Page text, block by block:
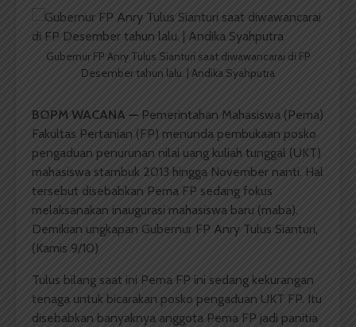
Gubernur FP Anry Tulus Sianturi saat diwawancarai di FP
Desember tahun lalu. | Andika Syahputra
BOPM WACANA — Pemerintahan Mahasiswa (Pema)
Fakultas Pertanian (FP) menunda pembukaan posko
pengaduan penurunan nilai uang kuliah tunggal (UKT)
mahasiswa stambuk 2013 hingga November nanti. Hal
tersebut disebabkan Pema FP sedang fokus
melaksanakan inaugurasi mahasiswa baru (maba).
Demikian ungkapan Gubernur FP Anry Tulus Sianturi,
(Kamis 9/10)
Tulus bilang saat ini Pema FP ini sedang kekurangan
tenaga untuk bicarakan posko pengaduan UKT FP. Itu
disebabkan banyaknya anggota Pema FP jadi panitia